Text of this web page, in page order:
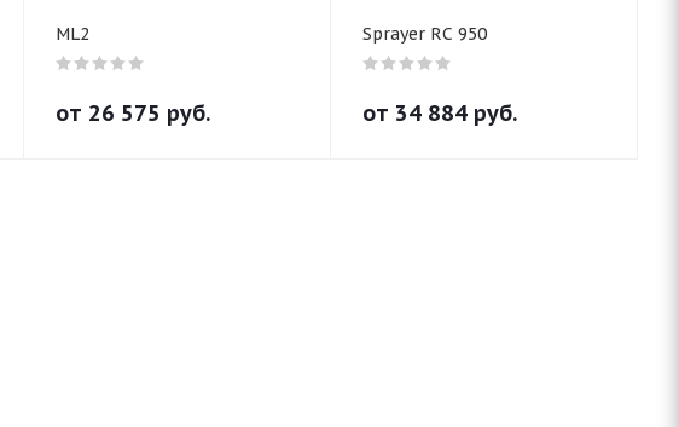
ML2
от 26 575 руб.
Sprayer RC 950
от 34 884 руб.